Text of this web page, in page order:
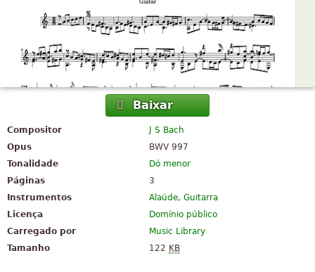
Baixar
Compositor
J S Bach
Opus
BWV 997
Tonalidade
Dó menor
Páginas
3
Instrumentos
Alaúde,Guitarra
Licença
Domínio público
Carregado por
Music Library
Tamanho
122 KB